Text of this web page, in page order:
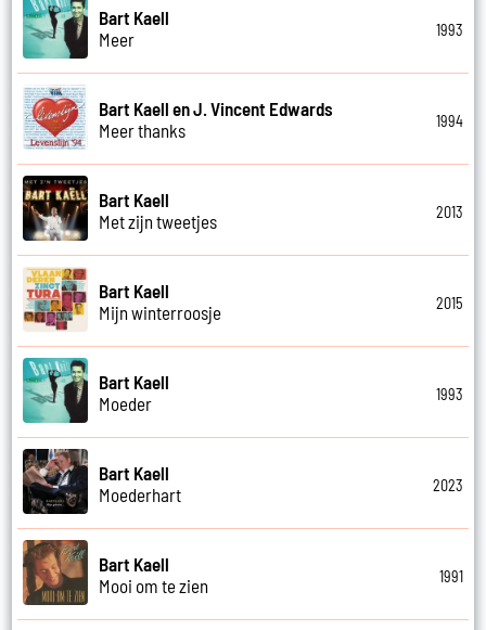
Bart Kaell
Meer
1993
Bart Kaell en J. Vincent Edwards
Meer thanks
1994
Bart Kaell
Met zijn tweetjes
2013
Bart Kaell
Mijn winterroosje
2015
Bart Kaell
Moeder
1993
Bart Kaell
Moederhart
2023
Bart Kaell
Mooi om te zien
1991